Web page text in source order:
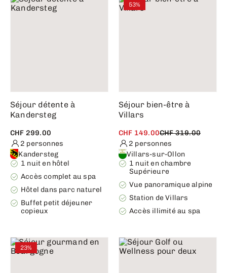
Séjour détente à
Kandersteg
CHF 299.00
2 personnes
Kandersteg
1 nuit en hôtel
Accès complet au spa
Hôtel dans parc naturel
Buffet petit déjeuner
copieux
53%
Séjour bien-être à
Villars
CHF 149.00CHF 319.00
2 personnes
Villars-sur-Ollon
1 nuit en chambre
Supérieure
Vue panoramique alpine
Station de Villars
Accès illimité au spa
23%